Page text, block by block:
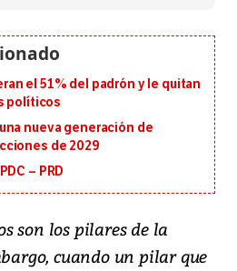
el 51% del padrón y le quitan
políticos
nueva generación de
de 2029
– PRD
son los pilares de la
cuando un pilar que